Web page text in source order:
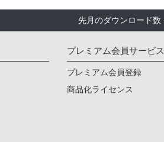
先月のダウンロード数
プレミアム会員サービス
プレミアム会員登録
商品化ライセンス